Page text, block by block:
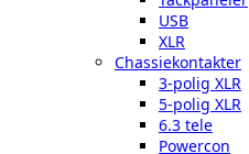
USB
XLR
Chassiekontakter
3-polig XLR
5-polig XLR
6.3 tele
Powercon